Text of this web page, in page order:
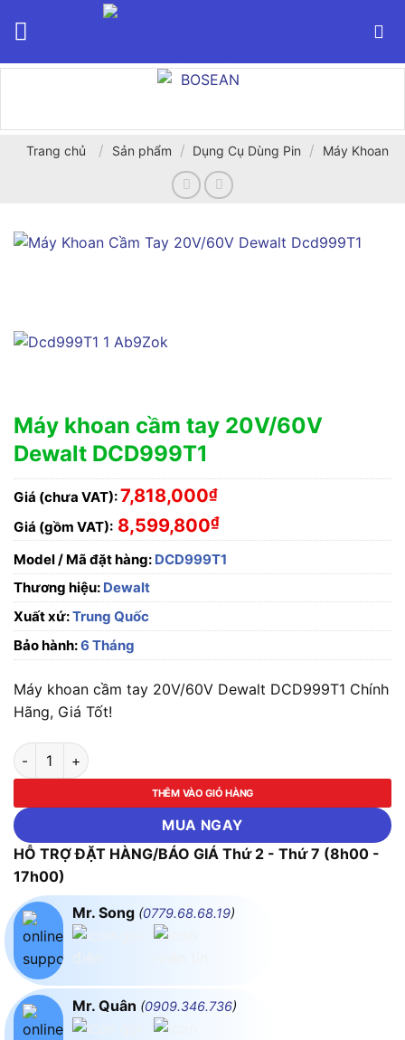
Trang chủ / Sản phẩm / Dụng Cụ Dùng Pin / Máy Khoan
Máy khoan cầm tay 20V/60V
Dewalt DCD999T1
Giá (chưa VAT):7,818,000₫
Giá (gồm VAT): 8,599,800₫
Model / Mã đặt hàng: DCD999T1
Thương hiệu: Dewalt
Xuất xứ:Trung Quốc
Bảo hành:6 Tháng
Máy khoan cầm tay 20V/60V Dewalt DCD999T1 Chính
Hãng, Giá Tốt!
Máy khoan cầm tay 20V/60V Dewalt DCD999T1 số lượng
THÊM VÀO GIỎ HÀNG
MUA NGAY
HỖ TRỢ ĐẶT HÀNG/BÁO GIÁ Thứ 2 - Thứ 7 (8h00 -
17h00)
Mr. Song (0779.68.68.19)
Mr. Quân (0909.346.736)